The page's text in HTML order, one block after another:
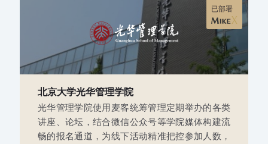
已部署
北京大学光华管理学院
光华管理学院使用麦客统筹管理定期举办的各类
讲座、论坛，结合微信公众号等学院媒体构建流
畅的报名通道，为线下活动精准把控参加人数，